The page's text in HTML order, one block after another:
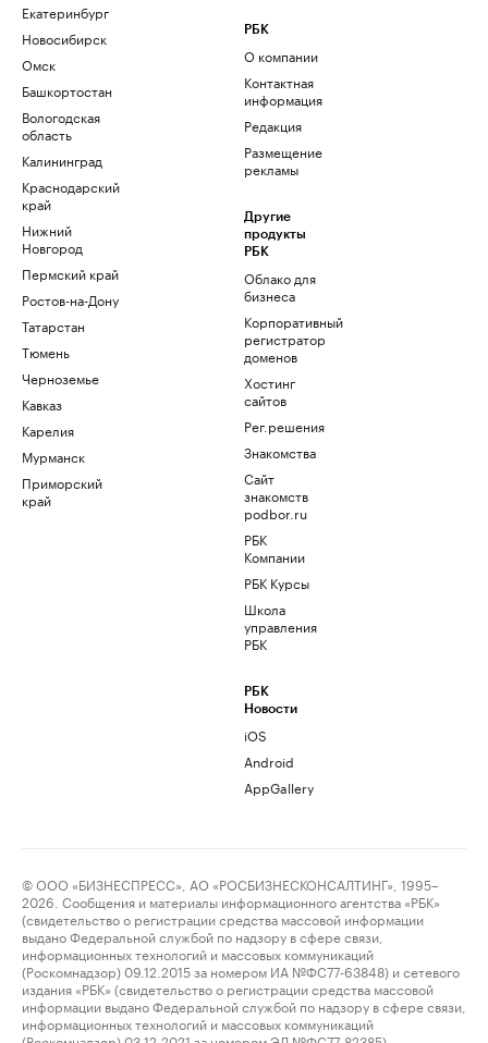
Екатеринбург
Новосибирск
Омск
Башкортостан
Вологодская
область
Калининград
Краснодарский
край
Нижний
Новгород
Пермский край
Ростов-на-Дону
Татарстан
Тюмень
Черноземье
Кавказ
Карелия
Мурманск
Приморский
край
РБК
О компании
Контактная
информация
Редакция
Размещение
рекламы
Другие
продукты
РБК
Облако для
бизнеса
Корпоративный
регистратор
доменов
Хостинг
сайтов
Рег.решения
Знакомства
Сайт
знакомств
podbor.ru
РБК
Компании
РБК Курсы
Школа
управления
РБК
РБК
Новости
iOS
Android
AppGallery
© ООО «БИЗНЕСПРЕСС», АО «РОСБИЗНЕСКОНСАЛТИНГ», 1995–
2026. Сообщения и материалы информационного агентства «РБК»
(свидетельство о регистрации средства массовой информации
выдано Федеральной службой по надзору в сфере связи,
информационных технологий и массовых коммуникаций
(Роскомнадзор) 09.12.2015 за номером ИА №ФС77-63848) и сетевого
издания «РБК» (свидетельство о регистрации средства массовой
информации выдано Федеральной службой по надзору в сфере связи,
информационных технологий и массовых коммуникаций